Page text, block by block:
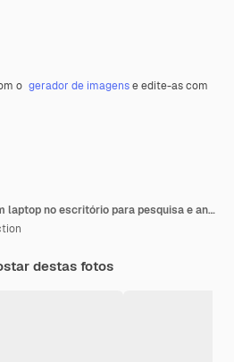
o gerador de imagense edite-as com
Mulher advogada com laptop no escritório para pesquisa e análise de casos. Sorriso de assistência jurídica e relatório online para oportunidade com advogado em escritório de advocacia, lendo legislação.
destas fotos